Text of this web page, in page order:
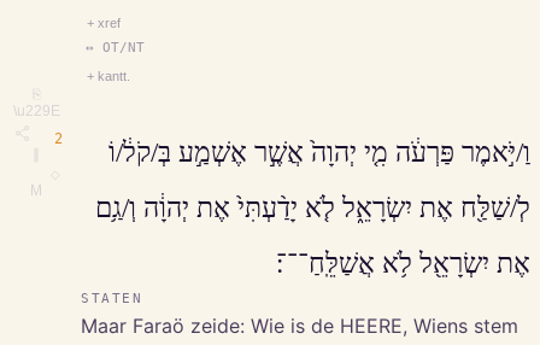
⎘
\u229E
M
+ xref
↔ OT/NT
+ kantt.
2
וַ/יֹּ֣אמֶר פַּרְעֹ֔ה מִ֤י יְהוָה֙ אֲשֶׁ֣ר אֶשְׁמַ֣ע בְּ/קֹל֔/וֹ
לְ/שַׁלַּ֖ח אֶת יִשְׂרָאֵ֑ל לֹ֤א יָדַ֨עְתִּי֙ אֶת יְהוָ֔ה וְ/גַ֥ם
אֶת יִשְׂרָאֵ֖ל לֹ֥א אֲשַׁלֵּֽחַ־־־׃
STATEN
Maar Faraö zeide: Wie is de HEERE, Wiens stem